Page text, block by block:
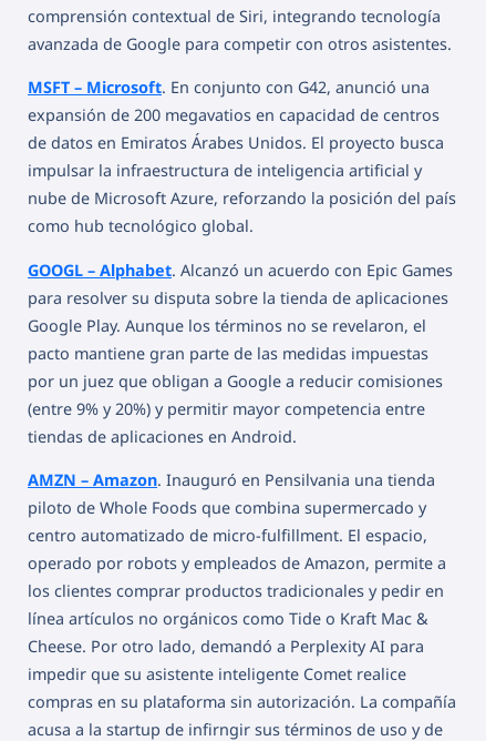
comprensión contextual de Siri, integrando tecnología
avanzada de Google para competir con otros asistentes.
MSFT – Microsoft. En conjunto con G42, anunció una
expansión de 200 megavatios en capacidad de centros
de datos en Emiratos Árabes Unidos. El proyecto busca
impulsar la infraestructura de inteligencia artificial y
nube de Microsoft Azure, reforzando la posición del país
como hub tecnológico global.
GOOGL – Alphabet. Alcanzó un acuerdo con Epic Games
para resolver su disputa sobre la tienda de aplicaciones
Google Play. Aunque los términos no se revelaron, el
pacto mantiene gran parte de las medidas impuestas
por un juez que obligan a Google a reducir comisiones
(entre 9% y 20%) y permitir mayor competencia entre
tiendas de aplicaciones en Android.
AMZN – Amazon. Inauguró en Pensilvania una tienda
piloto de Whole Foods que combina supermercado y
centro automatizado de micro-fulfillment. El espacio,
operado por robots y empleados de Amazon, permite a
los clientes comprar productos tradicionales y pedir en
línea artículos no orgánicos como Tide o Kraft Mac &
Cheese. Por otro lado, demandó a Perplexity AI para
impedir que su asistente inteligente Comet realice
compras en su plataforma sin autorización. La compañía
acusa a la startup de infirngir sus términos de uso y de